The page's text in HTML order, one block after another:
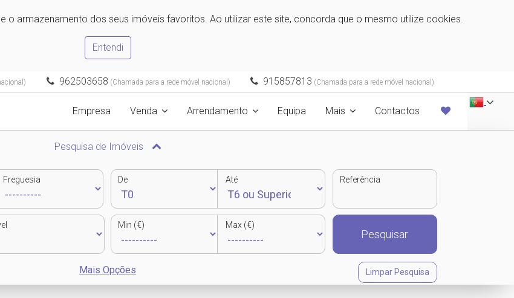
o armazenamento dos seus imóveis favoritos. Ao utilizar este site, concorda que o mesmo utilize cookies.
Entendi
962503658 (Chamada para a rede móvel nacional) 915857813 (Chamada para a rede móvel nacional)
Empresa Venda Arrendamento Equipa Mais Contactos
Pesquisa de Imóveis
Freguesia De Até Referência
Min (€) Max (€)
Pesquisar
Mais Opções Limpar Pesquisa